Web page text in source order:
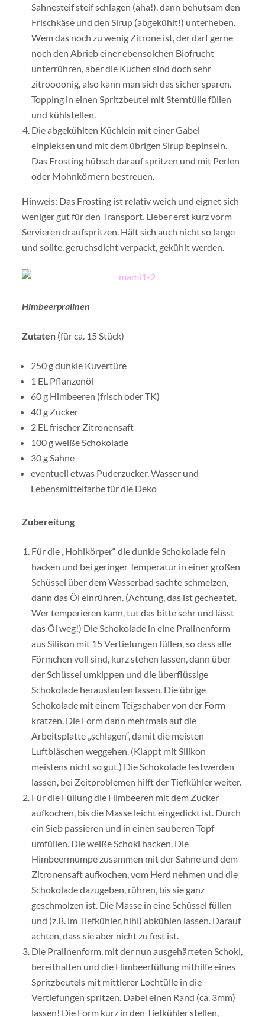
Sahnesteif steif schlagen (aha!), dann behutsam den
Frischkäse und den Sirup (abgekühlt!) unterheben.
Wem das noch zu wenig Zitrone ist, der darf gerne
noch den Abrieb einer ebensolchen Biofrucht
unterrühren, aber die Kuchen sind doch sehr
zitroooonig, also kann man sich das sicher sparen.
Topping in einen Spritzbeutel mit Sterntülle füllen
und kühlstellen.
Die abgekühlten Küchlein mit einer Gabel
einpieksen und mit dem übrigen Sirup bepinseln.
Das Frosting hübsch darauf spritzen und mit Perlen
oder Mohnkörnern bestreuen.
Hinweis: Das Frosting ist relativ weich und eignet sich
weniger gut für den Transport. Lieber erst kurz vorm
Servieren draufspritzen. Hält sich auch nicht so lange
und sollte, geruchsdicht verpackt, gekühlt werden.
Himbeerpralinen
Zutaten (für ca. 15 Stück)
250 g dunkle Kuvertüre
1 EL Pflanzenöl
60 g Himbeeren (frisch oder TK)
40 g Zucker
2 EL frischer Zitronensaft
100 g weiße Schokolade
30 g Sahne
eventuell etwas Puderzucker, Wasser und
Lebensmittelfarbe für die Deko
Zubereitung
Für die „Hohlkörper“ die dunkle Schokolade fein
hacken und bei geringer Temperatur in einer großen
Schüssel über dem Wasserbad sachte schmelzen,
dann das Öl einrühren. (Achtung, das ist gecheatet.
Wer temperieren kann, tut das bitte sehr und lässt
das Öl weg!) Die Schokolade in eine Pralinenform
aus Silikon mit 15 Vertiefungen füllen, so dass alle
Förmchen voll sind, kurz stehen lassen, dann über
der Schüssel umkippen und die überflüssige
Schokolade herauslaufen lassen. Die übrige
Schokolade mit einem Teigschaber von der Form
kratzen. Die Form dann mehrmals auf die
Arbeitsplatte „schlagen“, damit die meisten
Luftbläschen weggehen. (Klappt mit Silikon
meistens nicht so gut.) Die Schokolade festwerden
lassen, bei Zeitproblemen hilft der Tiefkühler weiter.
Für die Füllung die Himbeeren mit dem Zucker
aufkochen, bis die Masse leicht eingedickt ist. Durch
ein Sieb passieren und in einen sauberen Topf
umfüllen. Die weiße Schoki hacken. Die
Himbeermumpe zusammen mit der Sahne und dem
Zitronensaft aufkochen, vom Herd nehmen und die
Schokolade dazugeben, rühren, bis sie ganz
geschmolzen ist. Die Masse in eine Schüssel füllen
und (z.B. im Tiefkühler, hihi) abkühlen lassen. Darauf
achten, dass sie aber nicht zu fest ist.
Die Pralinenform, mit der nun ausgehärteten Schoki,
bereithalten und die Himbeerfüllung mithilfe eines
Spritzbeutels mit mittlerer Lochtülle in die
Vertiefungen spritzen. Dabei einen Rand (ca. 3mm)
lassen! Die Form kurz in den Tiefkühler stellen,